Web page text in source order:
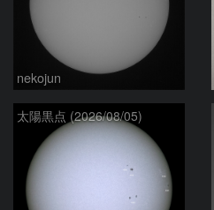
nekojun
太陽黒点 (2026/08/05)